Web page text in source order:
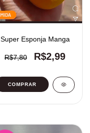
Super Esponja Manga
R$7,80 R$2,99
COMPRAR